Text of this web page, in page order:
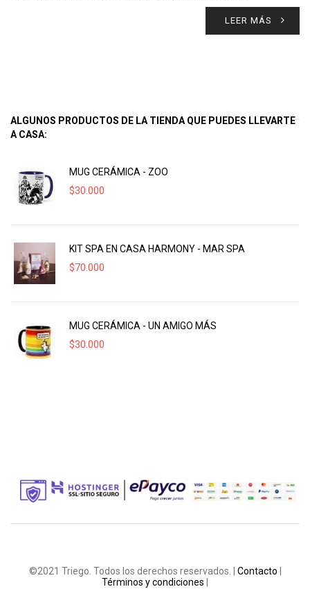
LEER MÁS
ALGUNOS PRODUCTOS DE LA TIENDA QUE PUEDES LLEVARTE
A CASA:
MUG CERÁMICA - ZOO
$30.000
KIT SPA EN CASA HARMONY - MAR SPA
$70.000
MUG CERÁMICA - UN AMIGO MÁS
$30.000
©2021 Triego. Todos los derechos reservados. | Contacto
Términos y condiciones